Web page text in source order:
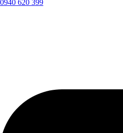
0940 620 399